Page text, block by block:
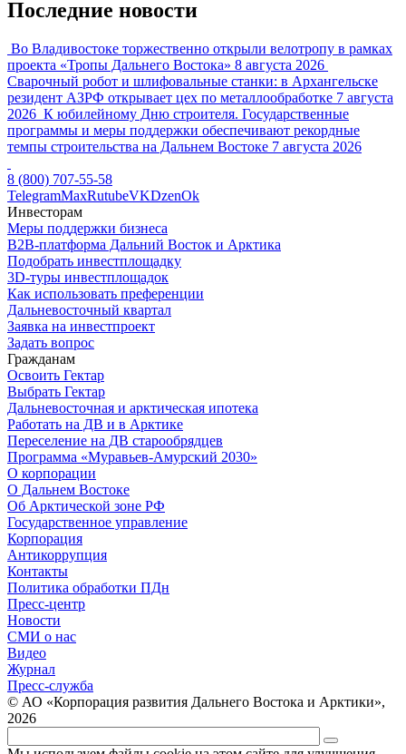
Последние новости
Во Владивостоке торжественно открыли велотропу в рамках
проекта «Тропы Дальнего Востока» 8 августа 2026
Сварочный робот и шлифовальные станки: в Архангельске
резидент АЗРФ открывает цех по металлообработке 7 августа
2026 К юбилейному Дню строителя. Государственные
программы и меры поддержки обеспечивают рекордные
темпы строительства на Дальнем Востоке 7 августа 2026
8 (800) 707-55-58
TelegramMaxRutubeVKDzenOk
Инвесторам
Меры поддержки бизнеса
B2B-платформа Дальний Восток и Арктика
Подобрать инвестплощадку
3D-туры инвестплощадок
Как использовать преференции
Дальневосточный квартал
Заявка на инвестпроект
Задать вопрос
Гражданам
Освоить Гектар
Выбрать Гектар
Дальневосточная и арктическая ипотека
Работать на ДВ и в Арктике
Переселение на ДВ старообрядцев
Программа «Муравьев-Амурский 2030»
О корпорации
О Дальнем Востоке
Об Арктической зоне РФ
Государственное управление
Корпорация
Антикоррупция
Контакты
Политика обработки ПДн
Пресс-центр
Новости
СМИ о нас
Видео
Журнал
Пресс-служба
© АО «Корпорация развития Дальнего Востока и Арктики»,
2026